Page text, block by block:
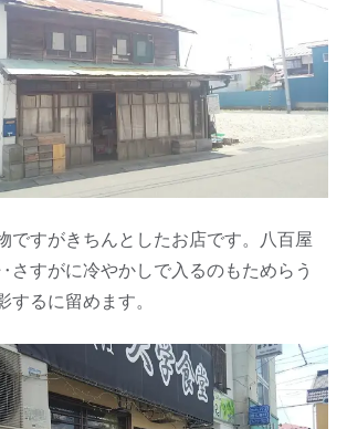
ですがきちんとしたお店です。八百屋
さすがに冷やかしで入るのもためらう
するに留めます。